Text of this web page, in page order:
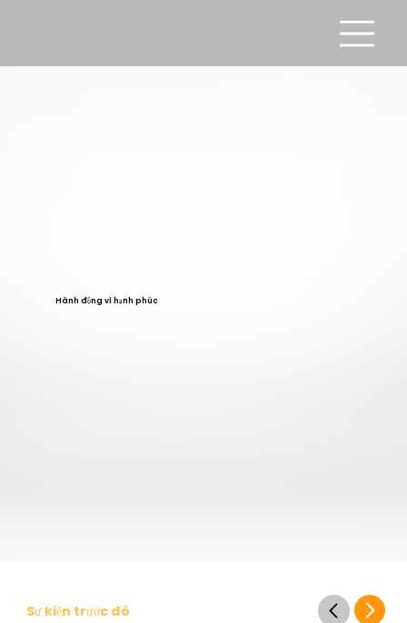
Hành động vì hạnh phúc
Sự kiện trước đó